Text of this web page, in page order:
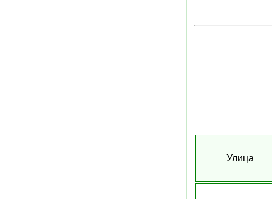
Улица